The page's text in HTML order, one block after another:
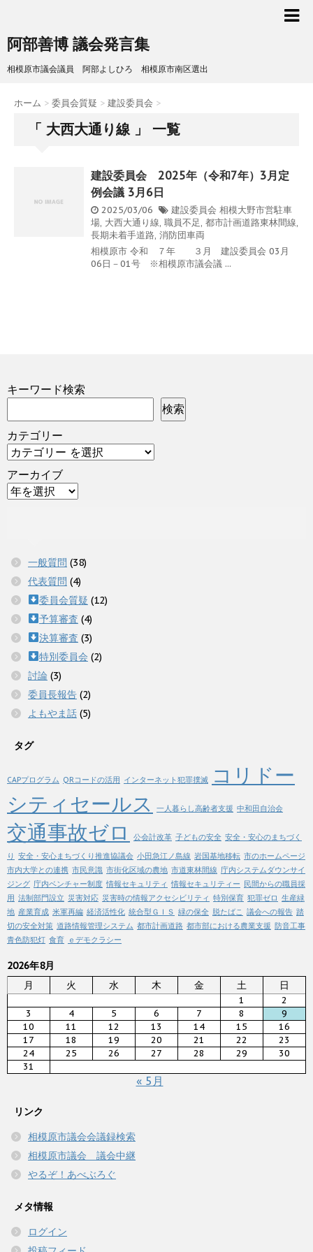
阿部善博 議会発言集
相模原市議会議員 阿部よしひろ 相模原市南区選出
ホーム > 委員会質疑 > 建設委員会 >
「 大西大通り線 」 一覧
建設委員会 2025年（令和7年）3月定
例会議 3月6日
2025/03/06 建設委員会 相模大野市営駐車
場, 大西大通り線, 職員不足, 都市計画道路東林間線,
長期未着手道路, 消防団車両
相模原市 令和 ７年 ３月 建設委員会 03月
06日－01号 ※相模原市議会議 ...
キーワード検索
検索
カテゴリー
アーカイブ
一般質問 (38)
代表質問 (4)
委員会質疑 (12)
予算審査 (4)
決算審査 (3)
特別委員会 (2)
討論 (3)
委員長報告 (2)
よもやま話 (5)
タグ
CAPプログラム QRコードの活用 インターネット犯罪撲滅
コリドー
シティセールス
一人暮らし高齢者支援 中和田自治会
交通事故ゼロ 公会計改革 子どもの安全 安全・安心のまちづく
り 安全・安心まちづくり推進協議会 小田急江ノ島線 岩国基地移転 市のホームページ
市内大学との連携 市民意識 市街化区域の農地 市道東林間線 庁内システムダウンサイ
ジング 庁内ベンチャー制度 情報セキュリティ 情報セキュリティー 民間からの職員採
用 法制部門設立 災害対応 災害時の情報アクセシビリティ 特別保育 犯罪ゼロ 生産緑
地 産業育成 米軍再編 経済活性化 統合型ＧＩＳ 緑の保全 脱たばこ 議会への報告 踏
切の安全対策 道路情報管理システム 都市計画道路 都市部における農業支援 防音工事
青色防犯灯 食育 ｅデモクラシー
2026年8月
月
火 水 木 金 土 日
1
2
3
4 5 6 7 8
9
10
11 12 13 14 15
16
17
18 19 20 21 22
23
24
25 26 27 28 29
30
31
« 5月
リンク
相模原市議会会議録検索
相模原市議会 議会中継
やるぞ！あべぶろぐ
メタ情報
ログイン